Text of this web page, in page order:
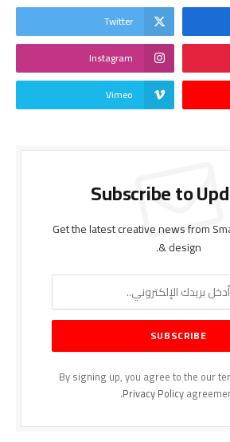
Twitter
Instagram
Vimeo
Subscribe to
Get the latest creative news from
& design.
Privacy Policy